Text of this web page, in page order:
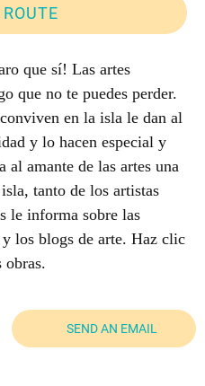
que sí! Las artes
que no te puedes perder.
en la isla le dan al
y lo hacen especial y
amante de las artes una
tanto de los artistas
le informa sobre las
los blogs de arte. Haz clic
obras.
SEND AN EMAIL